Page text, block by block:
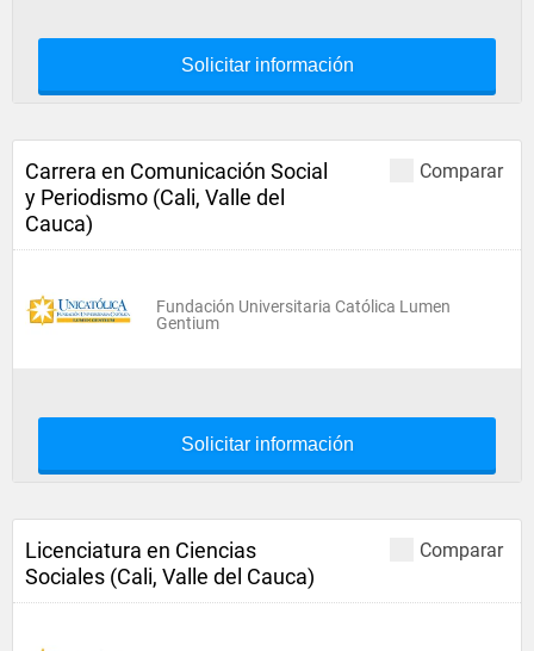
Solicitar información
Comparar
Carrera en Comunicación Social
y Periodismo (Cali, Valle del
Cauca)
Fundación Universitaria Católica Lumen
Gentium
Solicitar información
Comparar
Licenciatura en Ciencias
Sociales (Cali, Valle del Cauca)